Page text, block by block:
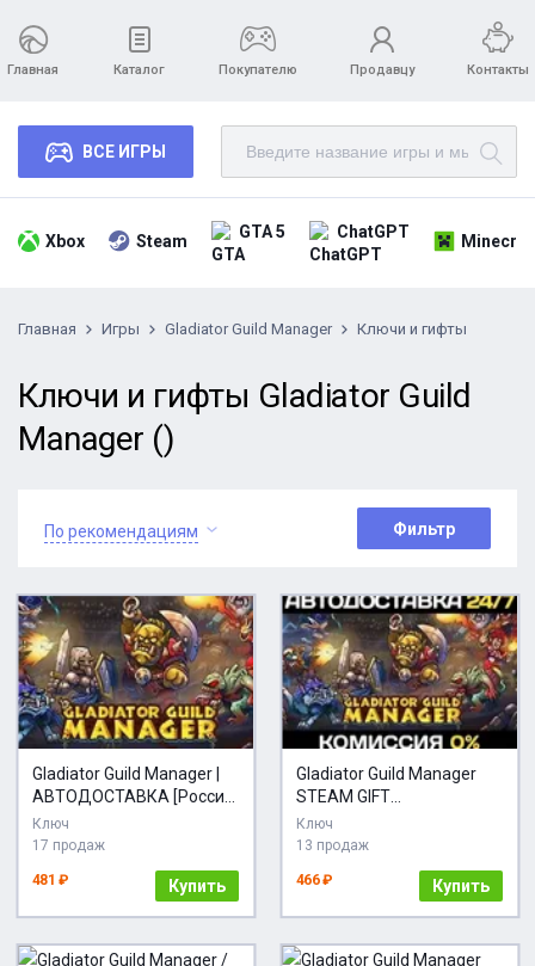
Главная Каталог Покупателю Продавцу Контакты
ВСЕ ИГРЫ
Xbox Steam GTA 5 ChatGPT
Главная Игры Gladiator Guild Manager Ключи и гифты
Ключи и гифты Gladiator Guild
Manager ()
По рекомендациям Фильтр
Gladiator Guild Manager |
АВТОДОСТАВКА [Россия
Steam]
Ключ
17 продаж
481 ₽ Купить
Gladiator Guild Manager
STEAM GIFT
АВТОДОСТАВКА
Ключ
13 продаж
466 ₽ Купить